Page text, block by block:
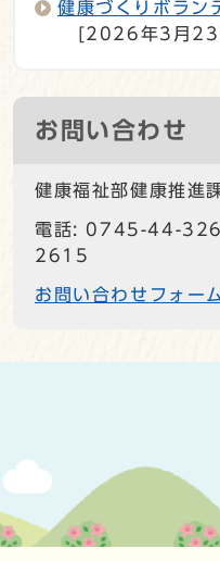
健康づくりボラン
[2026年3月23
お問い合わせ
健康福祉部健康推進
電話: 0745-44-
2615
お問い合わせフォーム